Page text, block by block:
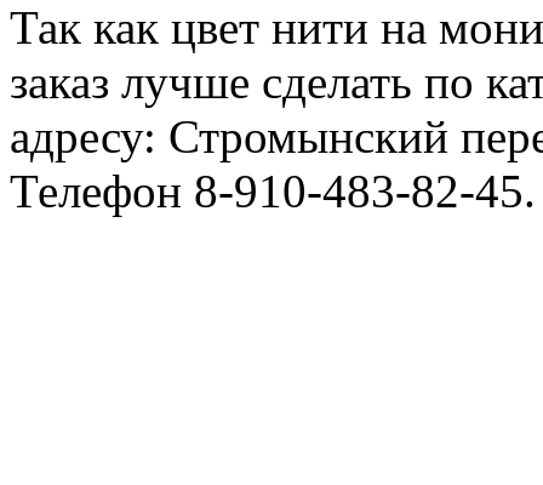
Так как цвет нити на
заказ лучше сделать по
адресу: Стромынский
Телефон 8-910-483-82-45.